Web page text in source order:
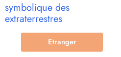
symbolique des
extraterrestres
Etranger